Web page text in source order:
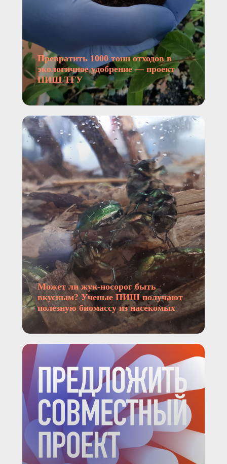
Превратить 1000 тонн отходов в
экологичное удобрение — проект
ПИШ ТГУ
Может ли жук-носорог быть
вкусным? Ученые ПИШ получают
полезную биомассу из насекомых